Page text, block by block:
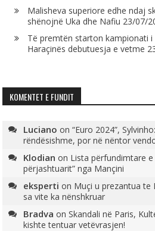
Malisheva superiore edhe ndaj
shënojnë Uka dhe Nafiu 23/07/
Të premtën starton kampionati
Haraçinës debutuesja e vetme
KOMENTET E FUNDIT
Luciano on“Euro 2024”,
rëndësishme, por në nëntor
Klodian on Lista përfundimtare
përjashtuarit” nga Mançini
eksperti on Muçi u prezantua te
sa vite ka nënshkruar
Bradva onSkandali në Paris,
kishte tentuar vetëvrasjen!